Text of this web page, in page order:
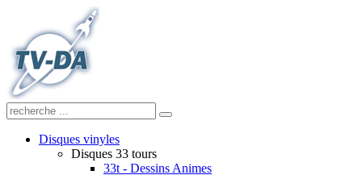
Disques vinyles
Disques 33 tours
33t - Dessins Animes